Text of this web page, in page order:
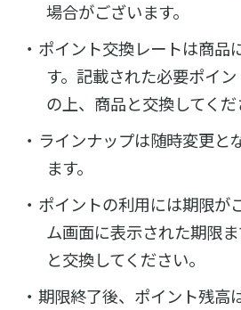
場合がございます。
ポイント交換レートは商品
す。記載された必要ポイ
の上、商品と交換してくだ
ラインナップは随時変更と
ます。
ポイントの利用には期限が
ム画面に表示された期限
と交換してください。
期限終了後、ポイント残高